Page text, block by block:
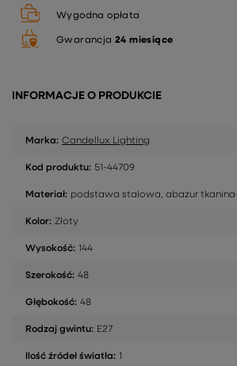
Wygodna opłata
Gwarancja 24 miesiące
INFORMACJE O PRODUKCIE
Marka: Candellux Lighting
Kod produktu: 51-44709
Materiał: podstawa stalowa, abażur
Kolor: Złoty
Wysokość: 144
Szerokość: 48
Głębokość: 48
Rodzaj gwintu: E27
Ilość źródeł światła: 1